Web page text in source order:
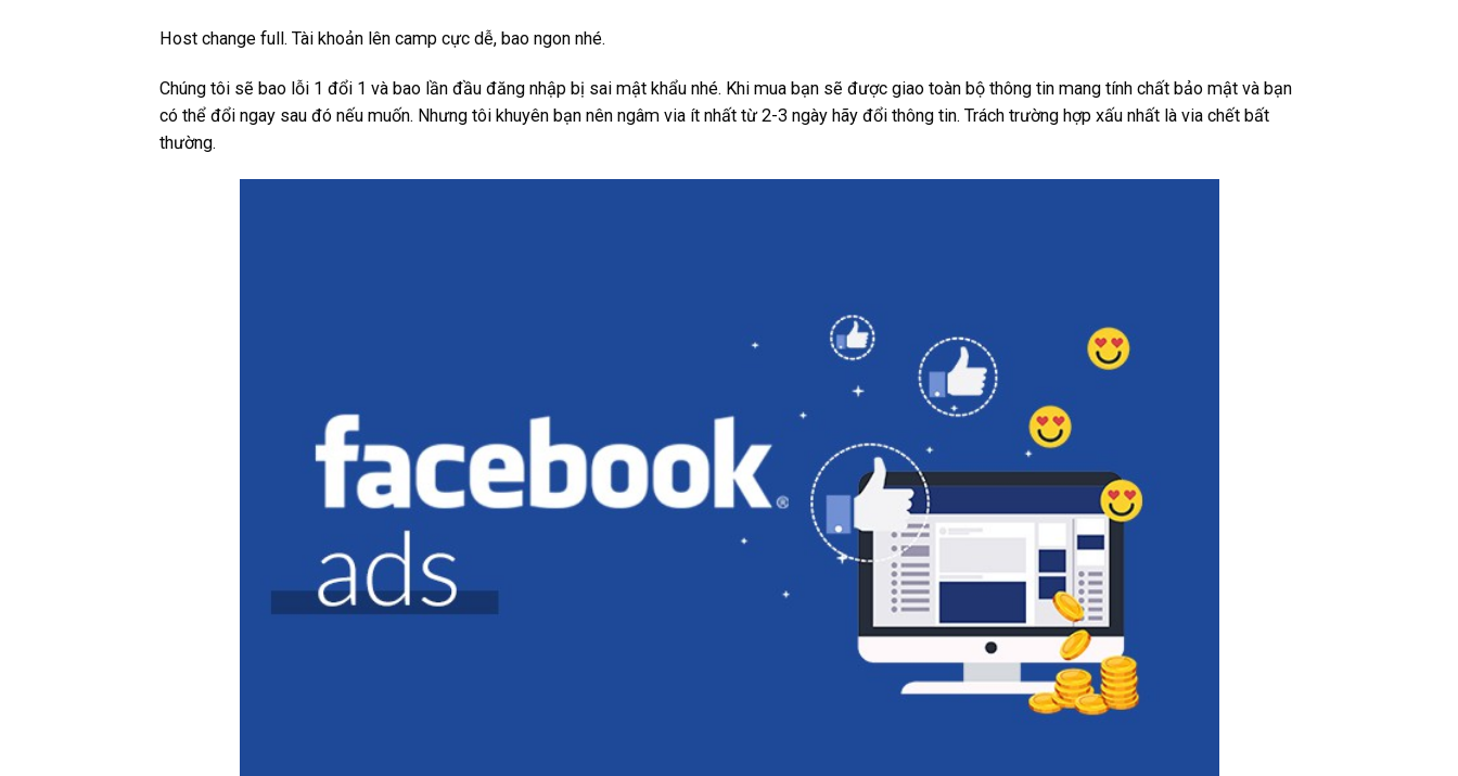
Host change full. Tài khoản lên camp cực dễ, bao ngon nhé.
Chúng tôi sẽ bao lỗi 1 đổi 1 và bao lần đầu đăng nhập bị sai mật khẩu nhé. Khi mua bạn sẽ được giao toàn bộ thông tin mang tính chất bảo mật và bạn
có thể đổi ngay sau đó nếu muốn. Nhưng tôi khuyên bạn nên ngâm via ít nhất từ 2-3 ngày hãy đổi thông tin. Trách trường hợp xấu nhất là via chết bất
thường.